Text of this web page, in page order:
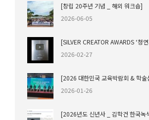
[창립 20주년 기념 _ 해외 워크숍]
2026-06-05
[SILVER CREATOR AWARDS ‘청
2026-02-27
[2026 대한민국 교육박람회 & 학술
2026-01-26
[2026년도 신년사 _ 김학건 한국녹